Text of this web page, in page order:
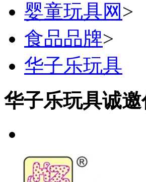
婴童玩具网 >
食品品牌>
华子乐玩具
华子乐玩具诚